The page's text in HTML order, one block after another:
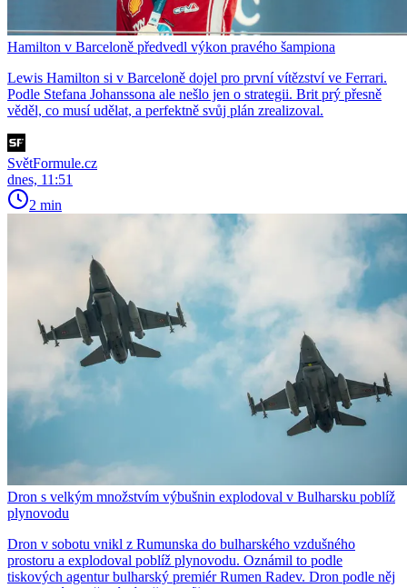
Hamilton v Barceloně předvedl výkon pravého šampiona
Lewis Hamilton si v Barceloně dojel pro první vítězství ve Ferrari.
Podle Stefana Johanssona ale nešlo jen o strategii. Brit prý přesně
věděl, co musí udělat, a perfektně svůj plán zrealizoval.
SvětFormule.cz
dnes, 11:51
2 min
Dron s velkým množstvím výbušnin explodoval v Bulharsku poblíž
plynovodu
Dron v sobotu vnikl z Rumunska do bulharského vzdušného
prostoru a explodoval poblíž plynovodu. Oznámil to podle
tiskových agentur bulharský premiér Rumen Radev. Dron podle něj